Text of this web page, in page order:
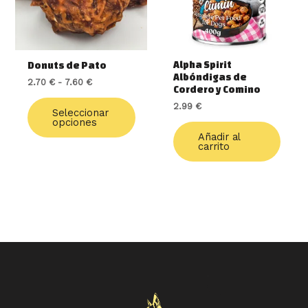
Donuts de Pato
2.70 € - 7.60 €
Seleccionar
opciones
opciones
se
de
producto
Alpha Spirit
Albóndigas de
Cordero y Comino
2.99 €
Añadir al
carrito